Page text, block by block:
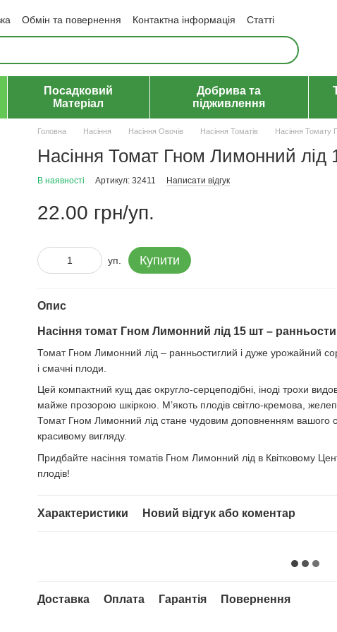
Обмін та повернення Контактна інформація
Статті
Політика конфіденційності Договір публічної оферти
Посадковий
Матеріал
Добрива та
підживлення
Головна Насіння Насіння Овочів Насіння Томатів Насіння Томату
Насіння Томат Гном Лимонний лід
В наявності Артикул: 32411 Написати відгук
22.00 грн/уп.
уп. Купити
Опис
Насіння томат Гном Лимонний лід 15 шт –
Томат Гном Лимонний лід – ранньостиглий і дуже урожайний
і смачні плоди.
Цей компактний кущ дає округло-серцеподібні, іноді трохи
майже прозорою шкіркою. М’якоть плодів світло-кремова,
Томат Гном Лимонний лід стане чудовим доповненням вашого
красивому вигляду.
Придбайте насіння томатів Гном Лимонний лід в Квітковому
плодів!
Характеристики Новий відгук або коментар
Доставка Оплата Гарантія Повернення